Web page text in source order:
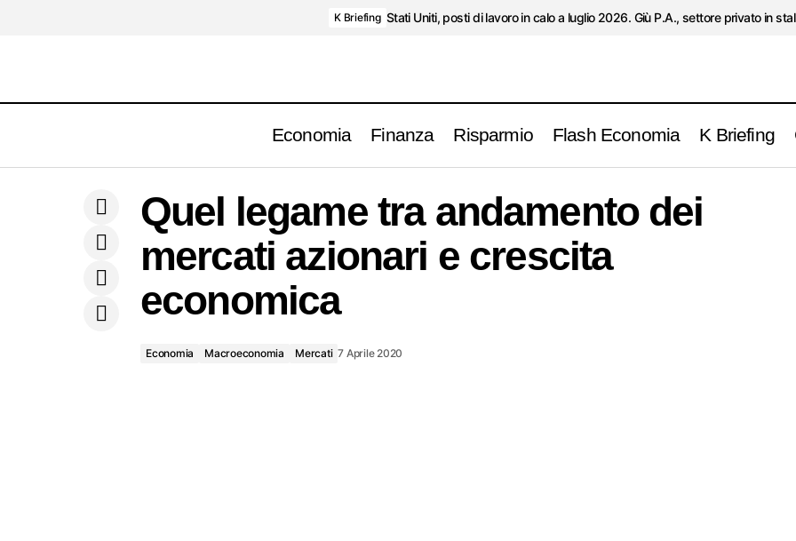
K Briefing Stati Uniti, posti di lavoro in calo a luglio 2026. Giù P.A., settore privato in
Economia Finanza Risparmio Flash Economia K Briefing
produzione auto in Brasile e Messico
Mercati
economica
Quel legame tra andamento dei
mercati azionari e crescita
economica
Economia Macroeconomia Mercati 7 Aprile 2020